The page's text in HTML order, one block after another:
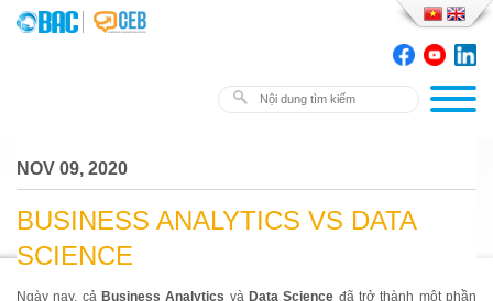
NOV 09, 2020
BUSINESS ANALYTICS VS DATA
SCIENCE
Ngày nay, cả Business Analytics và Data Science đã trở thành một phần